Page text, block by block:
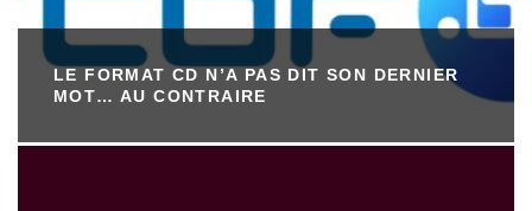
LE FORMAT CD N’A PAS DIT SON DERNIER
MOT… AU CONTRAIRE